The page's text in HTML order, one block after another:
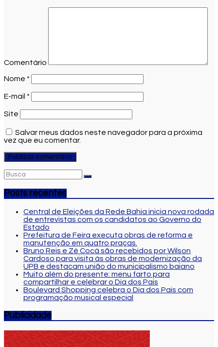
Comentário
Nome *
E-mail *
Site
Salvar meus dados neste navegador para a próxima
vez que eu comentar.
Posts recentes
Central de Eleições da Rede Bahia inicia nova rodada
de entrevistas com os candidatos ao Governo do
Estado
Prefeitura de Feira executa obras de reforma e
manutenção em quatro praças.
Bruno Reis e Zé Cocá são recebidos por Wilson
Cardoso para visita às obras de modernização da
UPB e destacam união do municipalismo baiano
Muito além do presente: menu farto para
compartilhar e celebrar o Dia dos Pais
Boulevard Shopping celebra o Dia dos Pais com
programação musical especial
Publicidade